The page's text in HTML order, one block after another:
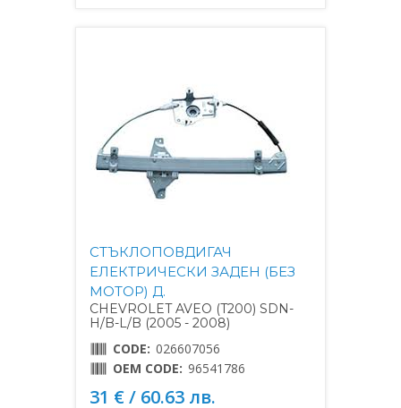
СТЪКЛОПОВДИГАЧ
ЕЛЕКТРИЧЕСКИ ЗАДЕН (БЕЗ
МОТОР) Д.
CHEVROLET AVEO (T200) SDN-
H/B-L/B (2005 - 2008)
CODE: 026607056
OEM CODE: 96541786
31 € / 60.63 лв.